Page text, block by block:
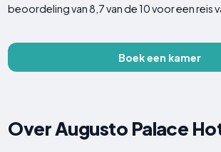
beoordeling van 8,7 van de 10 voor een reis
Boek een kamer
Over Augusto Palace